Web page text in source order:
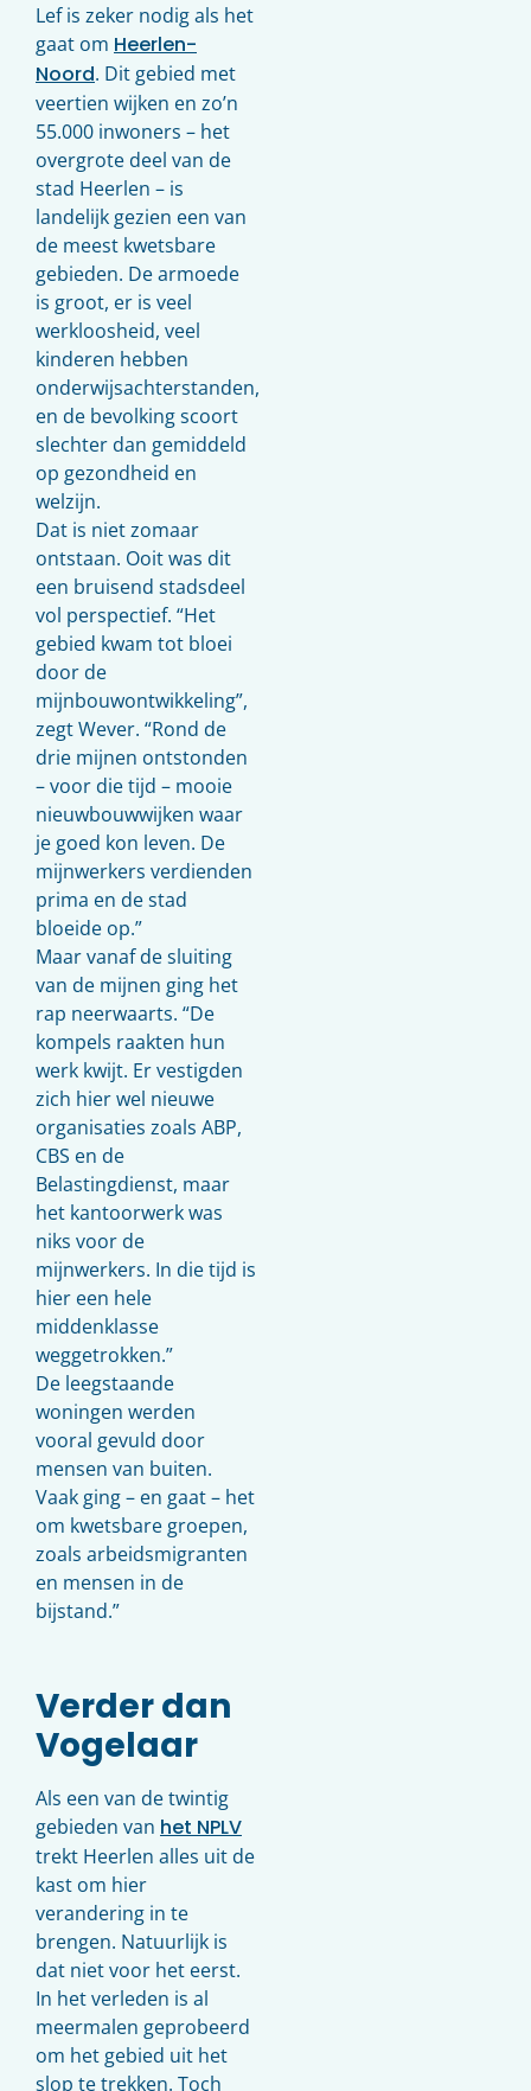
Lef is zeker nodig als het
gaat om Heerlen-
Noord. Dit gebied met
veertien wijken en zo’n
55.000 inwoners – het
overgrote deel van de
stad Heerlen – is
landelijk gezien een van
de meest kwetsbare
gebieden. De armoede
is groot, er is veel
werkloosheid, veel
kinderen hebben
onderwijsachterstanden,
en de bevolking scoort
slechter dan gemiddeld
op gezondheid en
welzijn.
Dat is niet zomaar
ontstaan. Ooit was dit
een bruisend stadsdeel
vol perspectief. “Het
gebied kwam tot bloei
door de
mijnbouwontwikkeling”,
zegt Wever. “Rond de
drie mijnen ontstonden
– voor die tijd – mooie
nieuwbouwwijken waar
je goed kon leven. De
mijnwerkers verdienden
prima en de stad
bloeide op.”
Maar vanaf de sluiting
van de mijnen ging het
rap neerwaarts. “De
kompels raakten hun
werk kwijt. Er vestigden
zich hier wel nieuwe
organisaties zoals ABP,
CBS en de
Belastingdienst, maar
het kantoorwerk was
niks voor de
mijnwerkers. In die tijd is
hier een hele
middenklasse
weggetrokken.”
De leegstaande
woningen werden
vooral gevuld door
mensen van buiten.
Vaak ging – en gaat – het
om kwetsbare groepen,
zoals arbeidsmigranten
en mensen in de
bijstand.”
Verder dan
Vogelaar
Als een van de twintig
gebieden van het NPLV
trekt Heerlen alles uit de
kast om hier
verandering in te
brengen. Natuurlijk is
dat niet voor het eerst.
In het verleden is al
meermalen geprobeerd
om het gebied uit het
slop te trekken. Toch